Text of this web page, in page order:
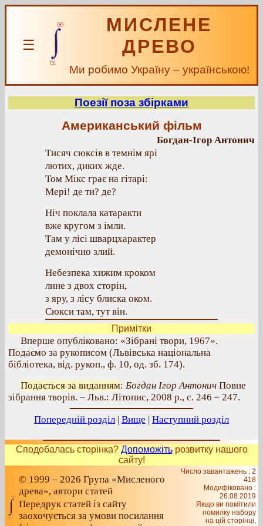
☰
МИСЛЕНЕ
ДРЕВО
Ми робимо Україну – українською!
Поезії поза збірками
Американський фільм
Богдан-Ігор Антонич
Тисяч сюксів в темнім ярі
лютих, диких жде.
Том Мікс грає на гітарі:
Мері! де ти? де?
Ніч поклала катаракти
вже кругом з імли.
Там у лісі шварцхарактер
демонічно злий.
Небезпека хижим кроком
лине з двох сторін,
з яру, з лісу блиска оком.
Сюкси там, тут він.
Примітки
Вперше опубліковано: «Зібрані твори, 1967».
Подаємо за рукописом (Львівська національна
бібліотека, від. рукоп., ф. 10, од. зб. 174).
Подається за виданням: Богдан Ігор Антонич Повне
зібрання творів. – Льв.: Літопис, 2008 р., с. 246 – 247.
Попередній розділ | Вище | Наступний розділ
Сподобалась сторінка? Допоможітьрозвитку нашого
сайту!
© 1999 – 2026 Група «Мисленого
древа», автори статей
Передрук статей із сайту
заохочується за умови посилання
Число завантажень : 2
418
Модифіковано :
26.08.2019
Якщо ви помітили
помилку набору
на цiй сторiнцi,